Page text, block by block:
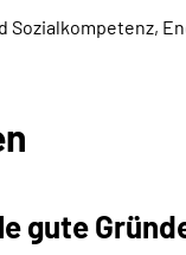
Sozialkompetenz,
gute